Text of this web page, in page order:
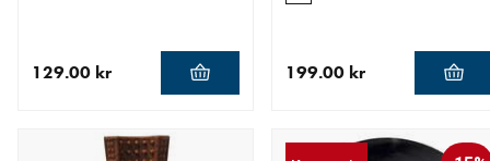
129.00 kr 199.00 kr